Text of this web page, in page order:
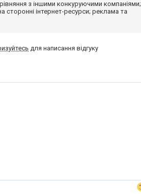
з іншими конкуруючими компаніями;
сторонні інтернет-ресурси; реклама та
для написання відгуку